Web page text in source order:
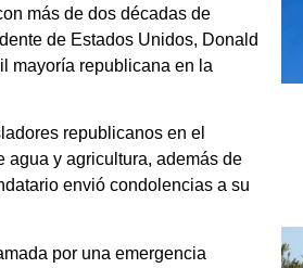
más de dos décadas de
de Estados Unidos, Donald
mayoría republicana en la
republicanos en el
agua y agricultura, además de
envió condolencias a su
por una emergencia